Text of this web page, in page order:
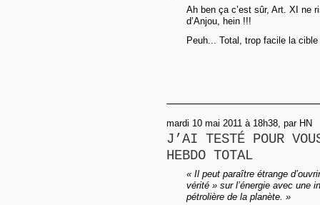
Ah ben ça c’est sûr, Art. XI ne
d’Anjou, hein !!!
Peuh... Total, trop facile la cible
mardi 10 mai 2011 à 18h38, par HN
J’AI TESTÉ POUR
HEBDO TOTAL
« Il peut paraître étrange
vérité » sur l’énergie avec une
pétrolière de la planète. »